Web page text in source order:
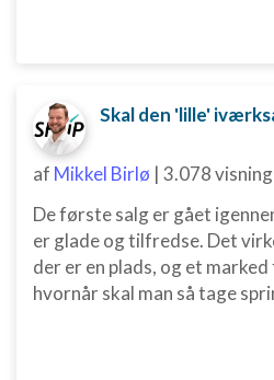
af Mikkel Birlø | 3.078
De første salg er gået
er glade og tilfredse. Det
der er en plads, og et
hvornår skal man så tage